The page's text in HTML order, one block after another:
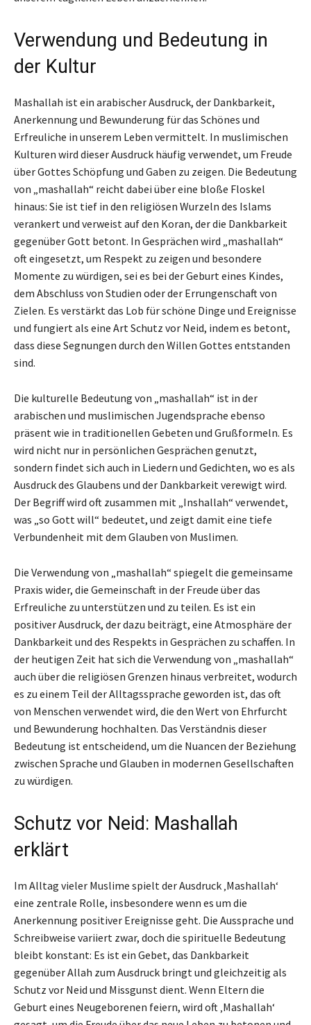
Verwendung und Bedeutung in
der Kultur
Mashallah ist ein arabischer Ausdruck, der Dankbarkeit,
Anerkennung und Bewunderung für das Schönes und
Erfreuliche in unserem Leben vermittelt. In muslimischen
Kulturen wird dieser Ausdruck häufig verwendet, um Freude
über Gottes Schöpfung und Gaben zu zeigen. Die Bedeutung
von „mashallah“ reicht dabei über eine bloße Floskel
hinaus: Sie ist tief in den religiösen Wurzeln des Islams
verankert und verweist auf den Koran, der die Dankbarkeit
gegenüber Gott betont. In Gesprächen wird „mashallah“
oft eingesetzt, um Respekt zu zeigen und besondere
Momente zu würdigen, sei es bei der Geburt eines Kindes,
dem Abschluss von Studien oder der Errungenschaft von
Zielen. Es verstärkt das Lob für schöne Dinge und Ereignisse
und fungiert als eine Art Schutz vor Neid, indem es betont,
dass diese Segnungen durch den Willen Gottes entstanden
sind.
Die kulturelle Bedeutung von „mashallah“ ist in der
arabischen und muslimischen Jugendsprache ebenso
präsent wie in traditionellen Gebeten und Grußformeln. Es
wird nicht nur in persönlichen Gesprächen genutzt,
sondern findet sich auch in Liedern und Gedichten, wo es als
Ausdruck des Glaubens und der Dankbarkeit verewigt wird.
Der Begriff wird oft zusammen mit „Inshallah“ verwendet,
was „so Gott will“ bedeutet, und zeigt damit eine tiefe
Verbundenheit mit dem Glauben von Muslimen.
Die Verwendung von „mashallah“ spiegelt die gemeinsame
Praxis wider, die Gemeinschaft in der Freude über das
Erfreuliche zu unterstützen und zu teilen. Es ist ein
positiver Ausdruck, der dazu beiträgt, eine Atmosphäre der
Dankbarkeit und des Respekts in Gesprächen zu schaffen. In
der heutigen Zeit hat sich die Verwendung von „mashallah“
auch über die religiösen Grenzen hinaus verbreitet, wodurch
es zu einem Teil der Alltagssprache geworden ist, das oft
von Menschen verwendet wird, die den Wert von Ehrfurcht
und Bewunderung hochhalten. Das Verständnis dieser
Bedeutung ist entscheidend, um die Nuancen der Beziehung
zwischen Sprache und Glauben in modernen Gesellschaften
zu würdigen.
Schutz vor Neid: Mashallah
erklärt
Im Alltag vieler Muslime spielt der Ausdruck ‚Mashallah‘
eine zentrale Rolle, insbesondere wenn es um die
Anerkennung positiver Ereignisse geht. Die Aussprache und
Schreibweise variiert zwar, doch die spirituelle Bedeutung
bleibt konstant: Es ist ein Gebet, das Dankbarkeit
gegenüber Allah zum Ausdruck bringt und gleichzeitig als
Schutz vor Neid und Missgunst dient. Wenn Eltern die
Geburt eines Neugeborenen feiern, wird oft ‚Mashallah‘